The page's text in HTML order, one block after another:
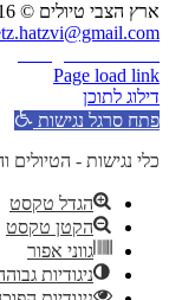
ארץ הצבי טיולים © 2016 – צביקה פרץ טלפון:
Page load link
דילוג לתוכן
פתח סרגל נגישות
כלי נגישות - הטיולים
הגדל טקסט
הקטן טקסט
גווני אפור
ניגודיות